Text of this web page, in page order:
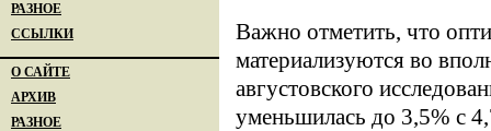
РАЗНОЕ
ССЫЛКИ
О САЙТЕ
АРХИВ
РАЗНОЕ
Важно отметить, что
материализуются во
августовского
уменьшилась до 3,5% с